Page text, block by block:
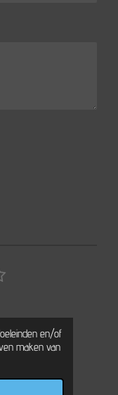
en/of
maken van
S
m
e
n